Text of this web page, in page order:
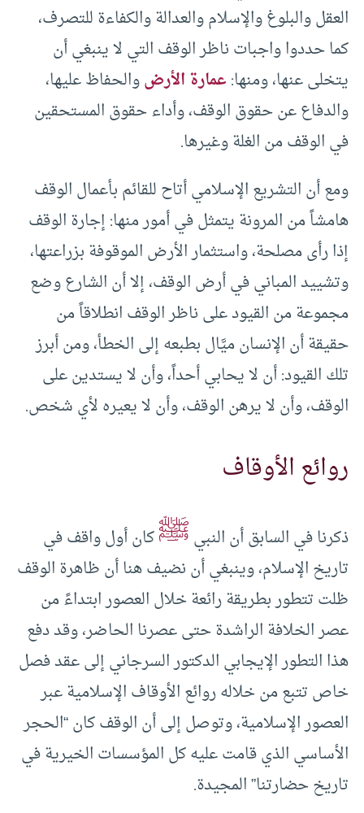
العقل والبلوغ والإسلام والعدالة والكفاءة للتصرف،
كما حددوا واجبات ناظر الوقف التي لا ينبغي أن
يتخلى عنها، ومنها:عمارة الأرضوالحفاظ عليها،
والدفاع عن حقوق الوقف، وأداء حقوق المستحقين
في الوقف من الغلة وغيرها.
ومع أن التشريع الإسلامي أتاح للقائم بأعمال الوقف
هامشاً من المرونة يتمثل في أمور منها: إجارة الوقف
إذا رأى مصلحة، واستثمار الأرض الموقوفة بزراعتها،
وتشييد المباني في أرض الوقف، إلا أن الشارع وضع
مجموعة من القيود على ناظر الوقف انطلاقاً من
حقيقة أن الإنسان ميَّال بطبعه إلى الخطأ، ومن أبرز
تلك القيود: أن لا يحابي أحداً، وأن لا يستدين على
الوقف، وأن لا يرهن الوقف، وأن لا يعيره لأي شخص.
روائع الأوقاف
ذكرنا في السابق أن النبيﷺكان أول واقف في
تاريخ الإسلام، وينبغي أن نضيف هنا أن ظاهرة الوقف
ظلت تتطور بطريقة رائعة خلال العصور ابتداءً من
عصر الخلافة الراشدة حتى عصرنا الحاضر، وقد دفع
هذا التطور الإيجابي الدكتور السرجاني إلى عقد فصل
خاص تتبع من خلاله روائع الأوقاف الإسلامية عبر
العصور الإسلامية، وتوصل إلى أن الوقف كان “الحجر
الأساسي الذي قامت عليه كل المؤسسات الخيرية في
تاريخ حضارتنا” المجيدة.